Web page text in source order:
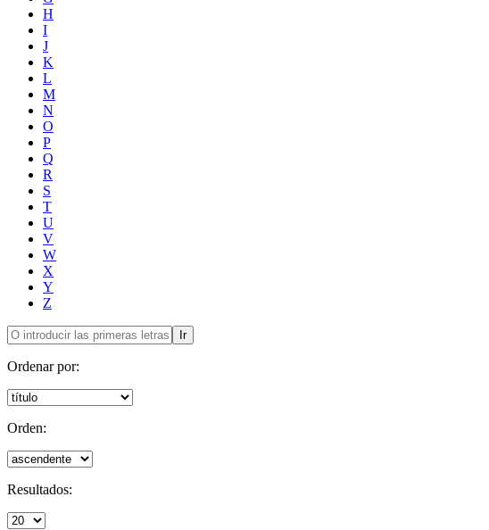
H
I
J
K
L
M
N
O
P
Q
R
S
T
U
V
W
X
Y
Z
Ir
Ordenar por:
Orden:
Resultados: